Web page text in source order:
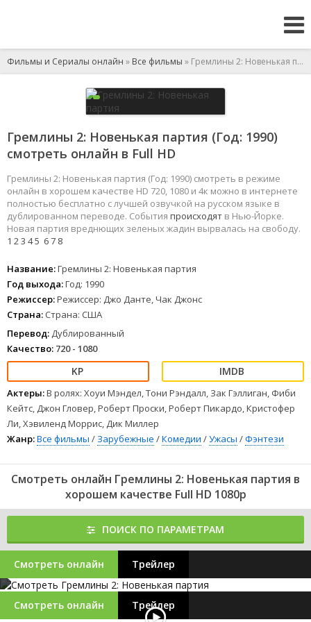
Фильмы и Сериалы онлайн » Все фильмы » Гремлины 2: Новенькая партия
Гремлины 2: Новенькая партия (Год: 1990)
смотреть онлайн в Full HD
Гремлины 2: Новенькая партия (Год: 1990) смотреть в режиме
онлайн в хорошем качестве HD 720, 1080 и 4к можно в интернете
полностью бесплатно с лучшей озвучкой на русском языке в
дублированном переводе. События происходят в Нью-Йорке.
Новая партия вреднющих зеленых жадин вырвалась на свободу.
1 23 45 67 8
Название:Гремлины 2: Новенькая партия
Год выхода:Год: 1990
Режиссер:Режиссер: Джо Данте, Чак Джонс
Страна: Страна: США
Перевод: Дублированный
Качество: 720 - 1080
Актеры:В ролях: Хоуи Мэндел, Тони Рэндалл, Зак Гэллиган, Фиби
Кейтс, Джон Гловер, Роберт Проски, Роберт Пикардо, Кристофер
Ли, Хэвиленд Моррис, Дик Миллер
Жанр:Все фильмы / Зарубежные /Комедии /Ужасы /Фэнтези
Смотреть онлайн Гремлины 2: Новенькая партия в
хорошем качестве Full HD 1080p
ПОИСК ПО ПАРАМЕТРАМ
Смотреть онлайн Трейлер
Смотреть онлайн Трейлер